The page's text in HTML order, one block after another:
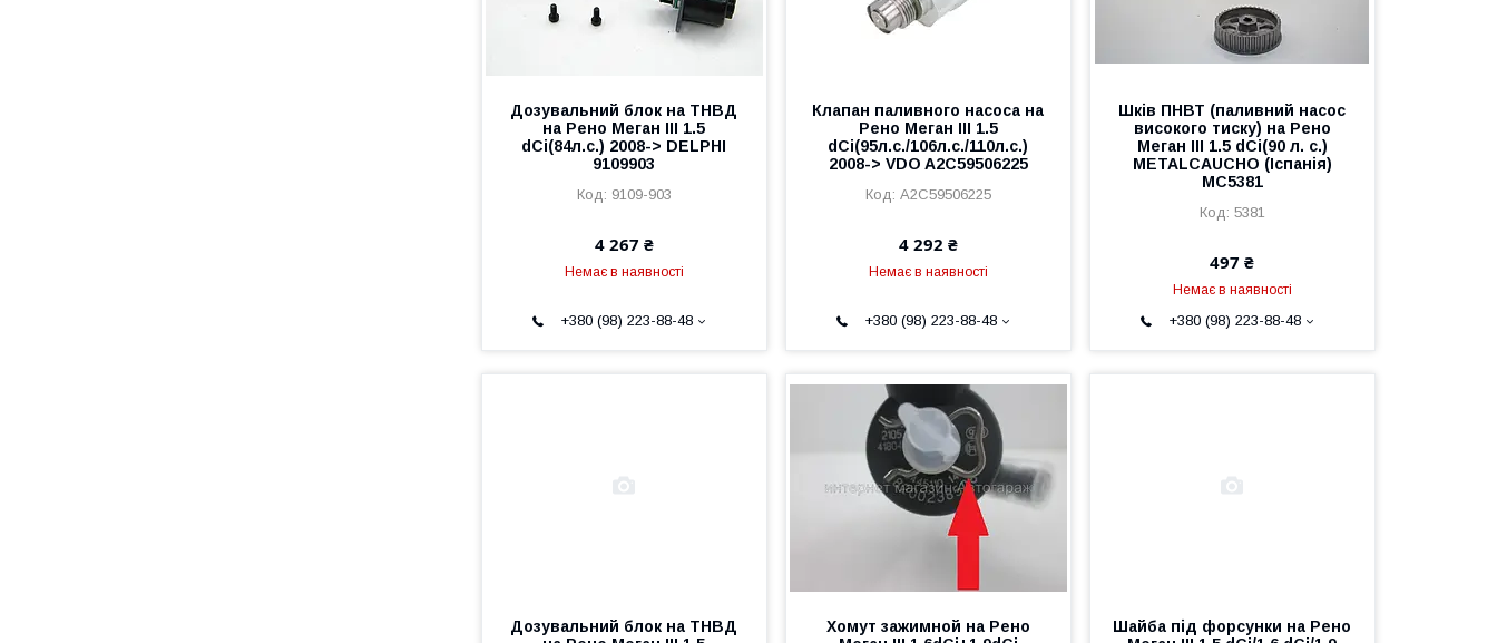
Дозувальний блок на ТНВД
на Рено Меган III 1.5
dCi(84л.с.) 2008-> DELPHI
9109903
9109-903
4 267 ₴
Немає в наявності
+380 (98) 223-88-48
Клапан паливного насоса на
Рено Меган III 1.5
dCi(95л.с./106л.с./110л.с.)
2008-> VDO A2C59506225
A2C59506225
4 292 ₴
Немає в наявності
+380 (98) 223-88-48
Шків ПНВТ (паливний насос
високого тиску) на Рено
Меган III 1.5 dCi(90 л. с.)
METALCAUCHO (Іспанія)
MC5381
5381
497 ₴
Немає в наявності
+380 (98) 223-88-48
Дозувальний блок на ТНВД
Хомут зажимной на Рено
Шайба під форсунки на Рено